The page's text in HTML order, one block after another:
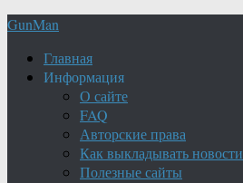
GunMan
Главная
Информация
О сайте
FAQ
Авторские права
Как выкладывать новости
Полезные сайты